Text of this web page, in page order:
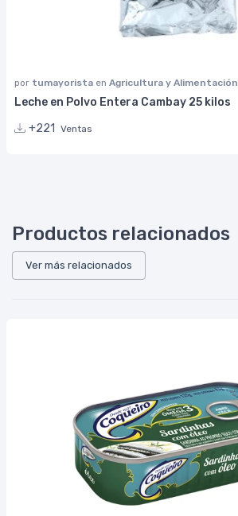
por tumayorista en Agricultura y Alimentación
Leche en Polvo Entera Cambay 25 kilos
+221
Ventas
Productos relacionados
Ver más relacionados